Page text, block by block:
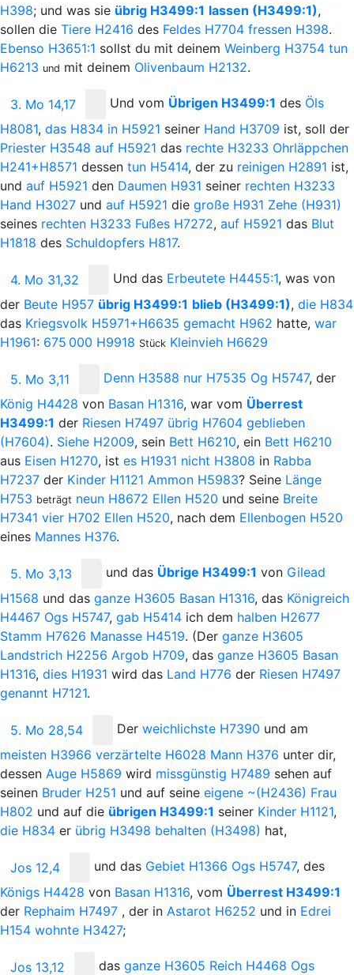
H398; und was sie übrig H3499:1 lassen (H3499:1),
sollen die Tiere H2416 des Feldes H7704 fressen H398.
Ebenso H3651:1 sollst du mit deinem Weinberg H3754 tun
H6213 und mit deinem Olivenbaum H2132.
3. Mo 14,17 Und vom Übrigen H3499:1 des Öls
H8081, das H834 in H5921 seiner Hand H3709 ist, soll der
Priester H3548 auf H5921 das rechte H3233 Ohrläppchen
H241+H8571 dessen tun H5414, der zu reinigen H2891 ist,
und auf H5921 den Daumen H931 seiner rechten H3233
Hand H3027 und auf H5921 die große H931 Zehe (H931)
seines rechten H3233 Fußes H7272, auf H5921 das Blut
H1818 des Schuldopfers H817.
4. Mo 31,32 Und das Erbeutete H4455:1, was von
der Beute H957 übrig H3499:1 blieb (H3499:1), die H834
das Kriegsvolk H5971+H6635 gemacht H962 hatte, war
H1961: 675 000 H9918 Stück Kleinvieh H6629
5. Mo 3,11 Denn H3588 nur H7535 Og H5747, der
König H4428 von Basan H1316, war vom Überrest
H3499:1 der Riesen H7497 übrig H7604 geblieben
(H7604). Siehe H2009, sein Bett H6210, ein Bett H6210
aus Eisen H1270, ist es H1931 nicht H3808 in Rabba
H7237 der Kinder H1121 Ammon H5983? Seine Länge
H753 beträgt neun H8672 Ellen H520 und seine Breite
H7341 vier H702 Ellen H520, nach dem Ellenbogen H520
eines Mannes H376.
5. Mo 3,13 und das Übrige H3499:1 von Gilead
H1568 und das ganze H3605 Basan H1316, das Königreich
H4467 Ogs H5747, gab H5414 ich dem halben H2677
Stamm H7626 Manasse H4519. (Der ganze H3605
Landstrich H2256 Argob H709, das ganze H3605 Basan
H1316, dies H1931 wird das Land H776 der Riesen H7497
genannt H7121.
5. Mo 28,54 Der weichlichste H7390 und am
meisten H3966 verzärtelte H6028 Mann H376 unter dir,
dessen Auge H5869 wird missgünstig H7489 sehen auf
seinen Bruder H251 und auf seine eigene ~(H2436) Frau
H802 und auf die übrigen H3499:1 seiner Kinder H1121,
die H834 er übrig H3498 behalten (H3498) hat,
Jos 12,4 und das Gebiet H1366 Ogs H5747, des
Königs H4428 von Basan H1316, vom Überrest H3499:1
der Rephaim H7497 , der in Astarot H6252 und in Edrei
H154 wohnte H3427;
Jos 13,12 das ganze H3605 Reich H4468 Ogs